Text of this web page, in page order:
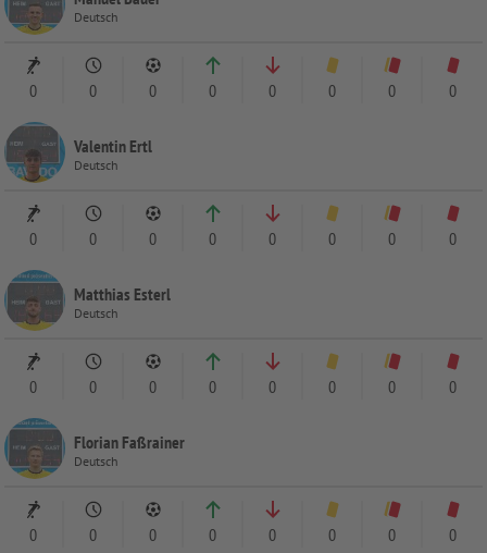
Deutsch
0 0 0 0 0 0 0 0
Valentin Ertl
Deutsch
0 0 0 0 0 0 0 0
Matthias Esterl
Deutsch
0 0 0 0 0 0 0 0
Florian Faßrainer
Deutsch
0 0 0 0 0 0 0 0